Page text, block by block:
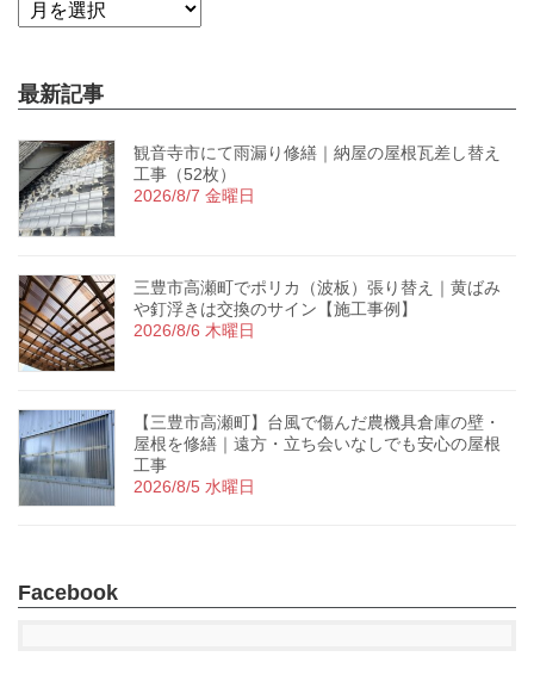
最新記事
観音寺市にて雨漏り修繕｜納屋の屋根瓦差し替え
工事（52枚）
2026/8/7 金曜日
三豊市高瀬町でポリカ（波板）張り替え｜黄ばみ
や釘浮きは交換のサイン【施工事例】
2026/8/6 木曜日
【三豊市高瀬町】台風で傷んだ農機具倉庫の壁・
屋根を修繕｜遠方・立ち会いなしでも安心の屋根
工事
2026/8/5 水曜日
Facebook